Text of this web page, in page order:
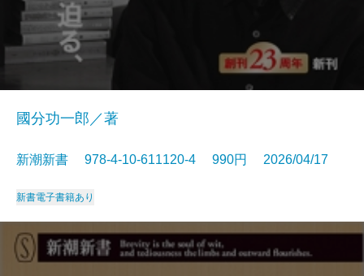
國分功一郎／著
新潮新書 978-4-10-611120-4 990円 2026/04/17
新書電子書籍あり